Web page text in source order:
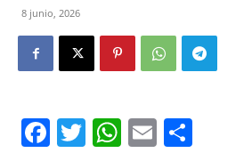
8 junio, 2026
Facebook
Twitter
WhatsApp
Email